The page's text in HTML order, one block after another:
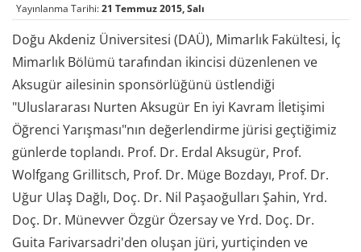
Yayınlanma Tarihi:21 Temmuz 2015, Salı
Doğu Akdeniz Üniversitesi (DAÜ), Mimarlık Fakültesi, İç
Mimarlık Bölümü tarafından ikincisi düzenlenen ve
Aksugür ailesinin sponsörlüğünü üstlendiği
"Uluslararası Nurten Aksugür En iyi Kavram İletişimi
Öğrenci Yarışması"nın değerlendirme jürisi geçtiğimiz
günlerde toplandı. Prof. Dr. Erdal Aksugür, Prof.
Wolfgang Grillitsch, Prof. Dr. Müge Bozdayı, Prof. Dr.
Uğur Ulaş Dağlı, Doç. Dr. Nil Paşaoğulları Şahin, Yrd.
Doç. Dr. Münevver Özgür Özersay ve Yrd. Doç. Dr.
Guita Farivarsadri'den oluşan jüri, yurtiçinden ve